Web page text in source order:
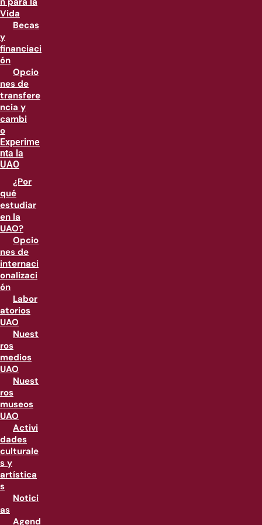
Vida
Becas
y
financiaci
ón
Opcio
nes de
transfere
ncia y
cambi
o
Experime
nta la
UAO
¿Por
qué
estudiar
en la
UAO?
Opcio
nes de
internaci
onalizaci
ón
Labor
atorios
UAO
Nuest
ros
medios
UAO
Nuest
ros
museos
UAO
Activi
dades
culturale
s y
artística
s
Notici
as
Agend